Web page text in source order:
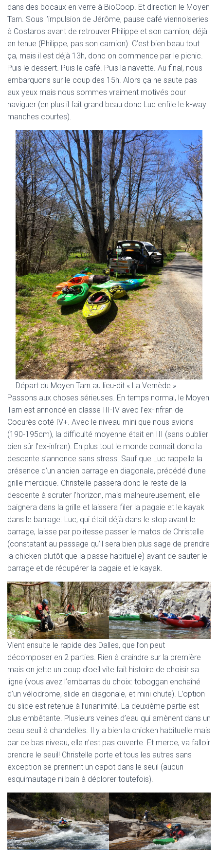
dans des bocaux en verre à BioCoop. Et direction le Moyen
Tarn. Sous l’impulsion de Jérôme, pause café viennoiseries
à Costaros avant de retrouver Philippe et son camion, déjà
en tenue (Philippe, pas son camion). C’est bien beau tout
ça, mais il est déjà 13h, donc on commence par le picnic.
Puis le dessert. Puis le café. Puis la navette. Au final, nous
embarquons sur le coup des 15h. Alors ça ne saute pas
aux yeux mais nous sommes vraiment motivés pour
naviguer (en plus il fait grand beau donc Luc enfile le k-way
manches courtes).
Départ du Moyen Tarn au lieu-dit « La Vernède »
Passons aux choses sérieuses. En temps normal, le Moyen
Tarn est annoncé en classe III-IV avec l’ex-infran de
Cocurès coté IV+. Avec le niveau mini que nous avions
(190-195cm), la difficulté moyenne était en III (sans oublier
bien sûr l’ex-infran). En plus tout le monde connaît donc la
descente s’annonce sans stress. Sauf que Luc rappelle la
présence d’un ancien barrage en diagonale, précédé d’une
grille merdique. Christelle passera donc le reste de la
descente à scruter l’horizon, mais malheureusement, elle
baignera dans la grille et laissera filer la pagaie et le kayak
dans le barrage. Luc, qui était déjà dans le stop avant le
barrage, laisse par politesse passer le matos de Christelle
(constatant au passage qu’il sera bien plus sage de prendre
la chicken plutôt que la passe habituelle) avant de sauter le
barrage et de récupérer la pagaie et le kayak.
Vient ensuite le rapide des Dalles, que l’on peut
décomposer en 2 parties. Rien à craindre sur la première
mais on jette un coup d’oeil vite fait histoire de choisir sa
ligne (vous avez l’embarras du choix: toboggan enchaîné
d’un vélodrome, slide en diagonale, et mini chute). L’option
du slide est retenue à l’unanimité. La deuxième partie est
plus embêtante. Plusieurs veines d’eau qui amènent dans un
beau seuil à chandelles. Il y a bien la chicken habituelle mais
par ce bas niveau, elle n’est pas ouverte. Et merde, va falloir
prendre le seuil! Christelle porte et tous les autres sans
exception se prennent un capot dans le seuil (aucun
esquimautage ni bain à déplorer toutefois).